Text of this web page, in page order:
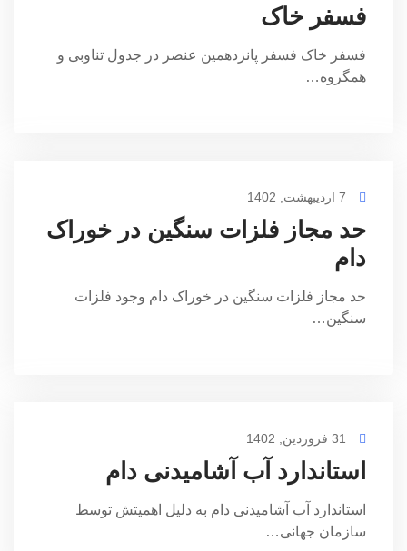
فسفر خاک
فسفر خاک فسفر پانزدهمین عنصر در جدول تناوبی و
همگروه…
حد مجاز فلزات سنگین در خوراک
دام
حد مجاز فلزات سنگین در خوراک دام وجود فلزات
سنگین…
استاندارد آب آشامیدنی دام
استاندارد آب آشامیدنی دام به دلیل اهمیتش توسط
سازمان جهانی…